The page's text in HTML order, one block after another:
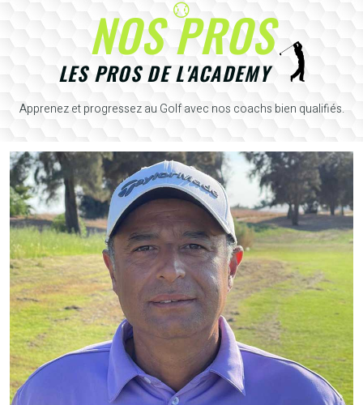
NOS PROS
LES PROS DE L'ACADEMY
Apprenez et progressez au Golf avec nos coachs bien qualifiés.